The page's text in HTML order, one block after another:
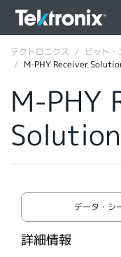
ENGLISH
FRANÇAIS
DEUTSCH
VIỆT NAM
简体中文
テクトロニクス
ビット
M-PHY Receiver
M-PHY
データ・シ
詳細情報